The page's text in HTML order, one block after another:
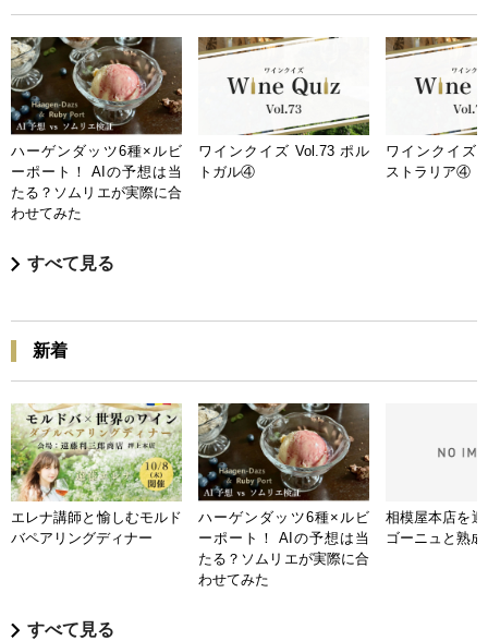
ハーゲンダッツ6種×ルビ
ーポート！ AIの予想は当
たる？ソムリエが実際に合
わせてみた
ワインクイズ Vol.73 ポル
トガル④
ワインクイズ
ストラリア④
すべて見る
新着
エレナ講師と愉しむモルド
バペアリングディナー
ハーゲンダッツ6種×ルビ
ーポート！ AIの予想は当
たる？ソムリエが実際に合
わせてみた
相模屋本店を
ゴーニュと熟
すべて見る